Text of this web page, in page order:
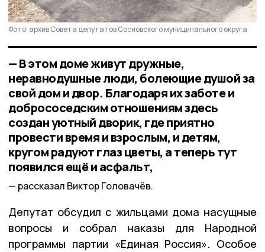
Фото: архив Совета депутатов Сосновского муниципального округа
— В этом доме живут дружные,
неравнодушные люди, болеющие душой за
свой дом и двор. Благодаря их заботе и
добрососедским отношениям здесь
создан уютный дворик, где приятно
провести время и взрослым, и детям,
кругом радуют глаз цветы, а теперь тут
появился ещё и асфальт,
рассказал Виктор Головачёв.
Депутат обсудил с жильцами дома насущные
вопросы и собрал наказы для Народной
программы партии «Единая Россия». Особое